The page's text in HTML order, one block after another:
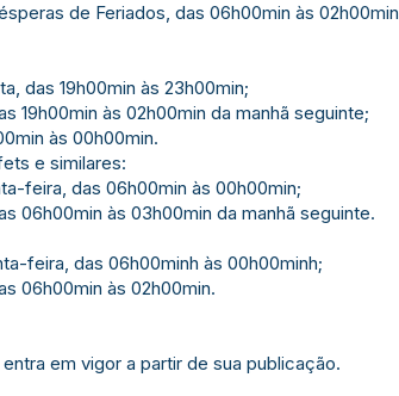
de Feriados, das 06h00min às 02h00min
das 19h00min às 23h00min;
19h00min às 02h00min da manhã seguinte;
às 00h00min.
e similares:
feira, das 06h00min às 00h00min;
06h00min às 03h00min da manhã seguinte.
feira, das 06h00minh às 00h00minh;
06h00min às 02h00min.
em vigor a partir de sua publicação.